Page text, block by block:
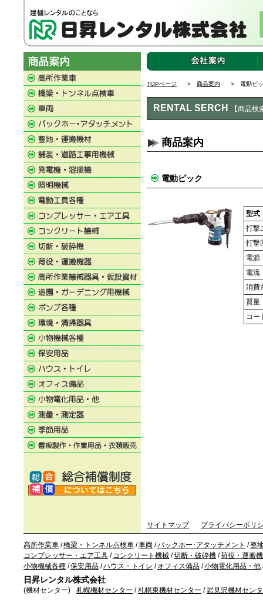
TOPページ > 商品案内 > 電動ピ
RENTAL SERCH 【商品検
商品案内
電動ピック
型式
打撃
打
電
電
消
質
コ
サイトマップ プライバシーポリ
高所作業車 /橋梁・トンネル点検車 /車両 /バックホー･アタッチメント /整
コンプレッサー・エア工具 / コンクリート機械 /切断・破砕機 /荷役・運搬
小物機械各種 /保安用品 /ハウス・トイレ / オフィス備品 /小物電化用品・他
日昇レンタル株式会社
(機材センター) 札幌機材センター /札幌東機材センター /岩見沢機材セン